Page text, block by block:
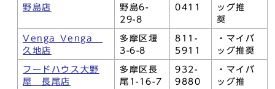
野島店
野島6-
29-8
0411
ッグ推
奨
Venga Venga
久地店
多摩区堰
3-6-8
811-
5911
・マイバ
ッグ推奨
フードハウス大野
屋 長尾店
多摩区長
尾1-16-7
932-
9880
・マイバ
ッグ推